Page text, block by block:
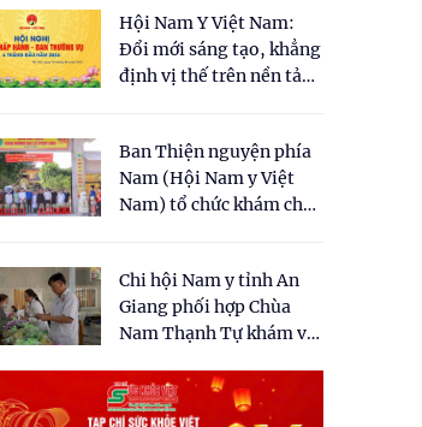
Hội Nam Y Việt Nam:
Đổi mới sáng tạo, khẳng
định vị thế trên nền tảng
Ban Thiện nguyện phía
Nam (Hội Nam y Việt
Nam) tổ chức khám chữa
dân tại xã Tân Tập
Chi hội Nam y tỉnh An
Giang phối hợp Chùa
Nam Thạnh Tự khám và
nhân dân